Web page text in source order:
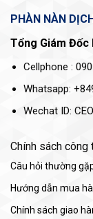
PHÀN NÀN
Tổng Giám Đốc
Cellphone :
Whatsapp:
Wechat ID:
Chính sách công
Câu hỏi thường
Hướng dẫn mua
Chính sách giao